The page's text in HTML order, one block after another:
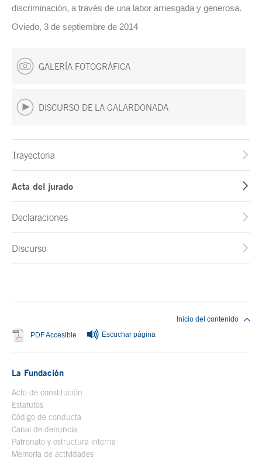
discriminación, a través de una labor arriesgada y generosa.
Oviedo, 3 de septiembre de 2014
GALERÍA FOTOGRÁFICA
DISCURSO DE LA GALARDONADA
Trayectoria
Acta del jurado
Declaraciones
Discurso
PDF Accesible Se abre en ventana nueva
Escuchar página
Inicio del contenido
La Fundación
Acto de constitución
Estatutos
Código de conducta
Canal de denuncia
Patronato y estructura interna
Memoria de actividades